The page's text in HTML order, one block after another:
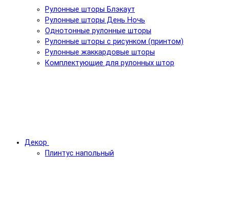
Рулонные шторы Блэкаут
Рулонные шторы День Ночь
Однотонные рулонные шторы
Рулонные шторы с рисунком (принтом)
Рулонные жаккардовые шторы
Комплектующие для рулонных штор
Декор
Плинтус напольный